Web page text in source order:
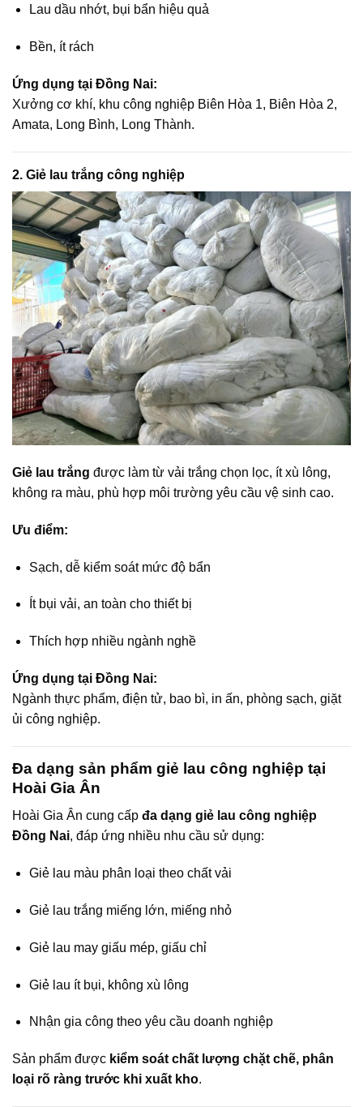
Lau dầu nhớt, bụi bẩn hiệu quả
Bền, ít rách
Ứng dụng tại Đồng Nai:
Xưởng cơ khí, khu công nghiệp Biên Hòa 1, Biên Hòa 2,
Amata, Long Bình, Long Thành.
2. Giẻ lau trắng công nghiệp
Giẻ lau trắng được làm từ vải trắng chọn lọc, ít xù lông,
không ra màu, phù hợp môi trường yêu cầu vệ sinh cao.
Ưu điểm:
Sạch, dễ kiểm soát mức độ bẩn
Ít bụi vải, an toàn cho thiết bị
Thích hợp nhiều ngành nghề
Ứng dụng tại Đồng Nai:
Ngành thực phẩm, điện tử, bao bì, in ấn, phòng sạch, giặt
ủi công nghiệp.
Đa dạng sản phẩm giẻ lau công nghiệp tại
Hoài Gia Ân
Hoài Gia Ân cung cấp đa dạng giẻ lau công nghiệp
Đồng Nai, đáp ứng nhiều nhu cầu sử dụng:
Giẻ lau màu phân loại theo chất vải
Giẻ lau trắng miếng lớn, miếng nhỏ
Giẻ lau may giấu mép, giấu chỉ
Giẻ lau ít bụi, không xù lông
Nhận gia công theo yêu cầu doanh nghiệp
Sản phẩm được kiểm soát chất lượng chặt chẽ, phân
loại rõ ràng trước khi xuất kho.